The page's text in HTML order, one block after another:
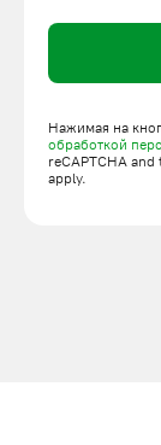
Нажимая на
обработкой
reCAPTCHA and
apply.